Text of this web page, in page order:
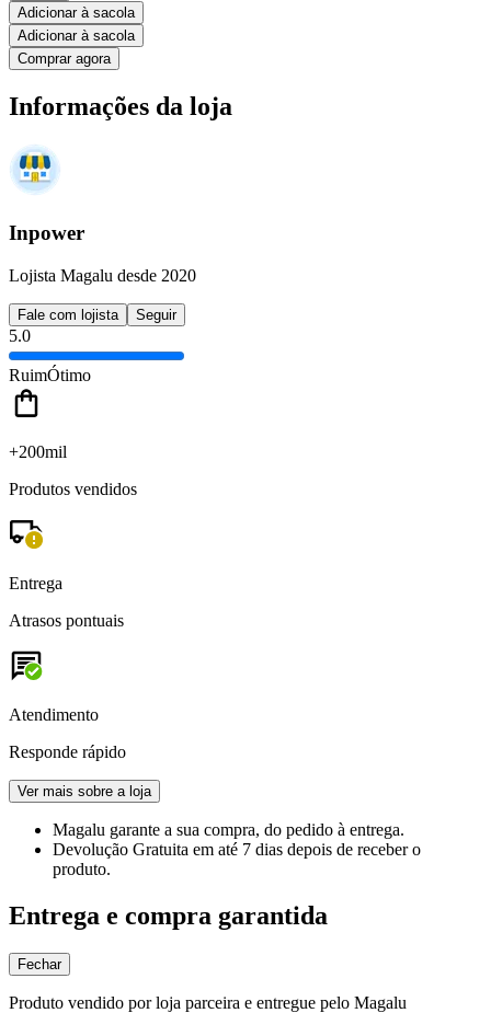
Adicionar à sacola
Adicionar à sacola
Comprar agora
Informações da loja
Inpower
Lojista Magalu desde 2020
Fale com lojista Seguir
5.0
RuimÓtimo
+200mil
Produtos vendidos
Entrega
Atrasos pontuais
Atendimento
Responde rápido
Ver mais sobre a loja
Magalu garante a sua compra, do pedido à entrega.
Devolução Gratuita em até 7 dias depois de receber o
produto.
Entrega e compra garantida
Fechar
Produto vendido por loja parceira e entregue pelo Magalu